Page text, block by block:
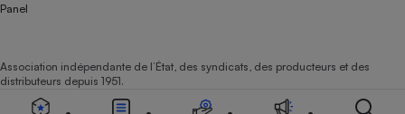
Panel
Association indépendante de l’État, des syndicats, des producteurs et des
distributeurs depuis 1951.